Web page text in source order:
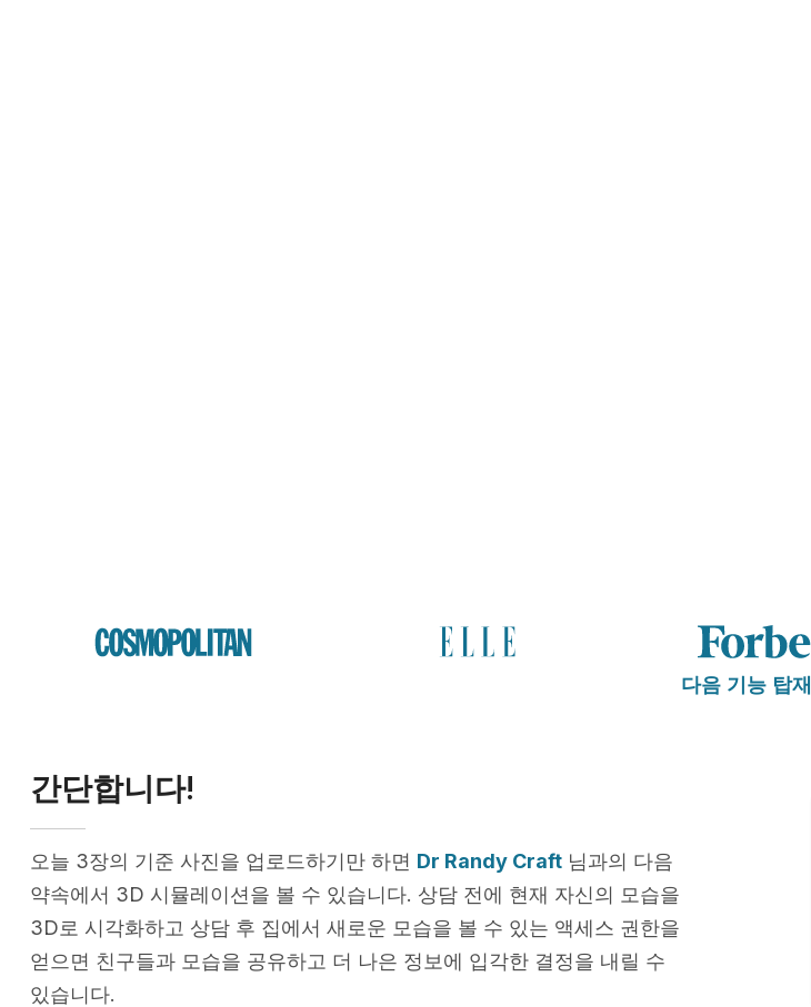
다음 기능 탑재
간단합니다!
오늘 3장의 기준 사진을 업로드하기만 하면 Dr Randy Craft 님과의 다음
약속에서 3D 시뮬레이션을 볼 수 있습니다. 상담 전에 현재 자신의 모습을
3D로 시각화하고 상담 후 집에서 새로운 모습을 볼 수 있는 액세스 권한을
얻으면 친구들과 모습을 공유하고 더 나은 정보에 입각한 결정을 내릴 수
있습니다.